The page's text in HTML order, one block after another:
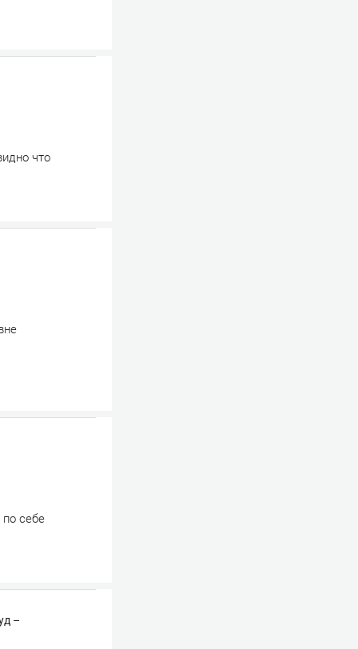
что
себе
–